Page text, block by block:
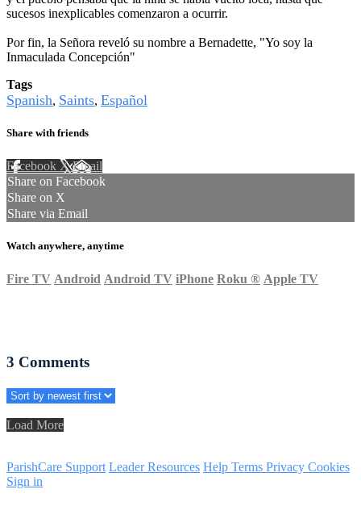
sucesos inexplicables comenzaron a ocurrir.
Por fin, la Señora reveló su nombre a Bernadette, "Yo soy la
Inmaculada Concepción"
Tags
Spanish, Saints, Español
Share with friends
Facebook XEmail
Share on Facebook
Share on X
Share via Email
Watch anywhere, anytime
Fire TV Android Android TV iPhone Roku ® Apple TV
3 Comments
Load More
ParishCare Support Leader Resources Help Terms Privacy Cookies
Sign in